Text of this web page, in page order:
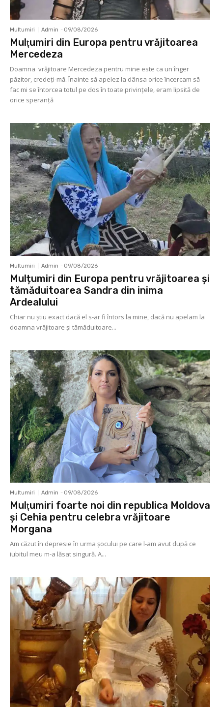
Multumiri Admin - 09/08/2026
Mulţumiri din Europa pentru vrăjitoarea
Mercedeza
Doamna vrăjitoare Mercedeza pentru mine este ca un înger
păzitor, credeţi-mă. Înainte să apelez la dânsa orice încercam să
fac mi se întorcea totul pe dos în toate privinţele, eram lipsită de
orice speranţă
Multumiri Admin - 09/08/2026
Mulțumiri din Europa pentru vrăjitoarea și
tămăduitoarea Sandra din inima
Ardealului
Chiar nu știu exact dacă el s-ar fi întors la mine, dacă nu apelam la
doamna vrăjitoare și tămăduitoare...
Multumiri Admin - 09/08/2026
Mulţumiri foarte noi din republica Moldova
și Cehia pentru celebra vrăjitoare
Morgana
Am căzut în depresie în urma șocului pe care l-am avut după ce
iubitul meu m-a lăsat singură. A...